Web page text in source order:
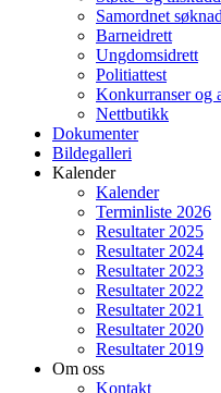
Samordnet
Barneidrett
Ungdomsidrett
Politiattest
Konkurranser og
Nettbutikk
Dokumenter
Bildegalleri
Kalender
Kalender
Terminliste 2026
Resultater 2025
Resultater 2024
Resultater 2023
Resultater 2022
Resultater 2021
Resultater 2020
Resultater 2019
Om oss
Kontakt